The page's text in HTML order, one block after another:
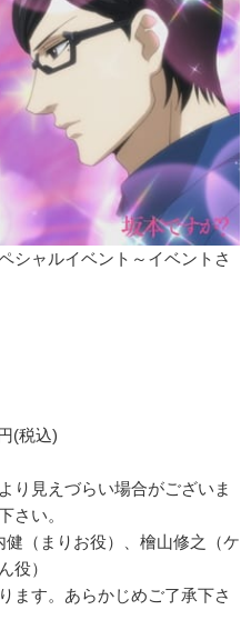
シャルイベント～イベントさ
(税込)
り見えづらい場合がございま
さい。
（まりお役）、檜山修之（ケ
役）
ます。あらかじめご了承下さ